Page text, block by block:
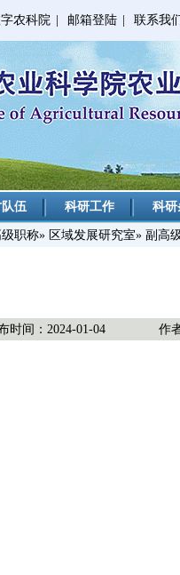
农科院 邮箱登陆 联系我
队伍 科研工作 科
职称» 区域发展研究室» 副高
时间：2024-01-04 作